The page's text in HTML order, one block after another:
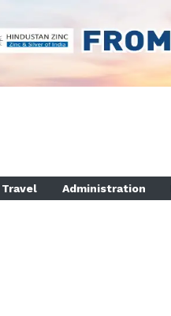
Travel Administration